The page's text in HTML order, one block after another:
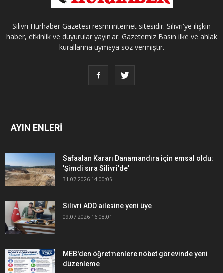
Silivri Hürhaber Gazetesi resmi internet sitesidir. Silivri'ye ilişkin
haber, etkinlik ve duyurular yayınlar. Gazetemiz Basın ilke ve ahlak
kurallarına uymaya söz vermiştir.
AYIN ENLERİ
Safaalan Kararı Danamandıra için emsal oldu:
'Şimdi sıra Silivri'de'
31.07.2026 14:00:05
Silivri ADD ailesine yeni üye
09.07.2026 16:08:01
MEB'den öğretmenlere nöbet görevinde yeni
düzenleme